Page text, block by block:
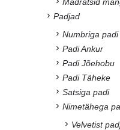
Padjad
Numbriga padi
Padi Ankur
Padi Jõehobu
Padi Täheke
Satsiga padi
Nimetähega
Velvetist